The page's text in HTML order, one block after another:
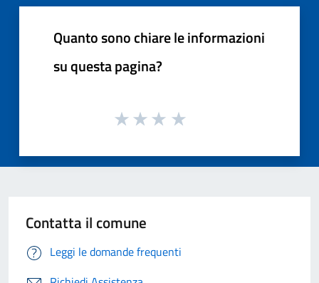
Quanto sono chiare le informazioni
su questa pagina?
Contatta il comune
Leggi le domande frequenti